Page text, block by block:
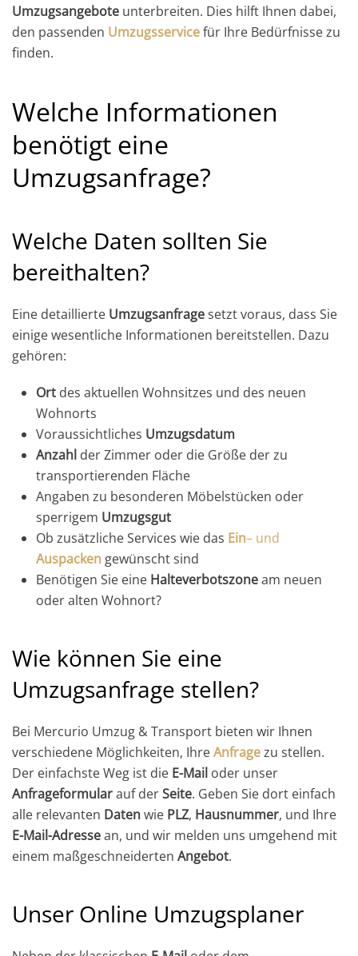
Umzugsangebote unterbreiten. Dies hilft Ihnen dabei,
den passenden Umzugsservicefür Ihre Bedürfnisse zu
finden.
Welche Informationen
benötigt eine
Umzugsanfrage?
Welche Daten sollten Sie
bereithalten?
Eine detaillierte Umzugsanfragesetzt voraus, dass Sie
einige wesentliche Informationen bereitstellen. Dazu
gehören:
Ort des aktuellen Wohnsitzes und des neuen
Wohnorts
Voraussichtliches Umzugsdatum
Anzahl der Zimmer oder die Größe der zu
transportierenden Fläche
Angaben zu besonderen Möbelstücken oder
sperrigem Umzugsgut
Ob zusätzliche Services wie das Ein– und
Auspacken gewünscht sind
Benötigen Sie eine Halteverbotszoneam neuen
oder alten Wohnort?
Wie können Sie eine
Umzugsanfrage stellen?
Bei Mercurio Umzug & Transport bieten wir Ihnen
verschiedene Möglichkeiten, IhreAnfragezu stellen.
Der einfachste Weg ist die E-Mail oder unser
Anfrageformularauf derSeite. Geben Sie dort einfach
alle relevanten Datenwie PLZ, Hausnummer, und Ihre
E-Mail-Adressean, und wir melden uns umgehend mit
einem maßgeschneiderten Angebot.
Unser Online Umzugsplaner